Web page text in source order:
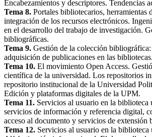
Encabezamientos y descriptores. Tendencias
Tema 8. Portales bibliotecarios, herramientas
integración de los recursos electrónicos.
en el desarrollo del trabajo de investigación.
bibliográficas.
Tema 9. Gestión de la colección
adquisición de publicaciones en las bibliotecas.
Tema 10. El movimiento Open Access.
científica de la universidad. Los repositorios
repositorio institucional de la Universidad
Edición y plataformas digitales de la UPM.
Tema 11. Servicios al usuario en la biblioteca
servicios de información y referencia digital,
acceso al documento y servicios de extensión
Tema 12. Servicios al usuario en la